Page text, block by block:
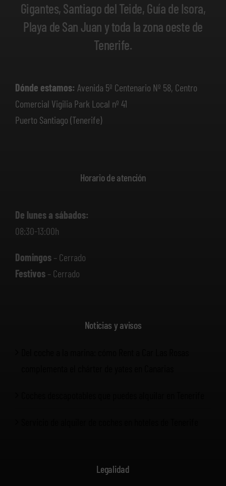
Gigantes, Santiago del Teide, Guía de Isora,
Playa de San Juan y toda la zona oeste de
Tenerife.
Dónde estamos: Avenida 5º Centenario Nº 58, Centro
Comercial Vigilia Park Local nº 41
Puerto Santiago (Tenerife)
Horario de atención
De lunes a sábados:
08:30-13:00h
Domingos– Cerrado
Festivos– Cerrado
Noticias y avisos
Legalidad